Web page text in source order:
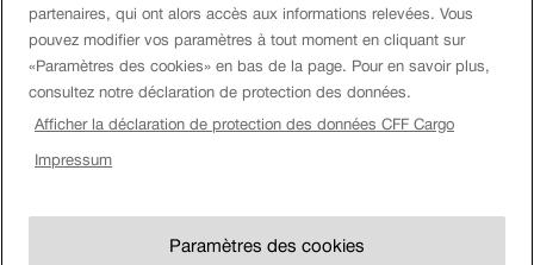
Entreprise
Mention
légale
Impressum
CG & annexes au contrat
partenaires, qui ont alors accès aux informations relevées. Vous
pouvez modifier vos paramètres à tout moment en cliquant sur
«Paramètres des cookies» en bas de la page. Pour en savoir plus,
consultez notre déclaration de protection des données.
Afficher la déclaration de protection des données CFF Cargo
Impressum
Paramètres des cookies